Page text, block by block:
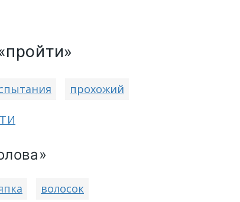
прохожий
волосок